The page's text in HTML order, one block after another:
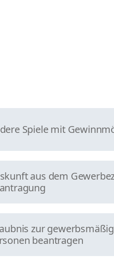
Spiele mit
aus dem
zur
beantragen